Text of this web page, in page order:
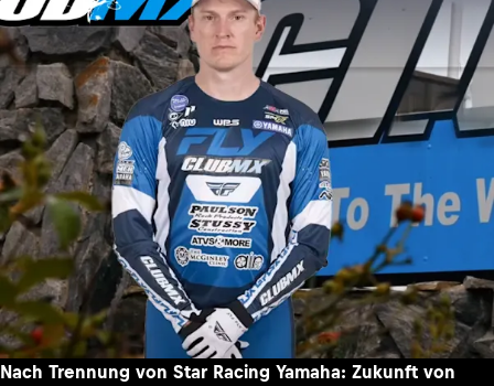
Nach Trennung von Star Racing Yamaha: Zukunft von